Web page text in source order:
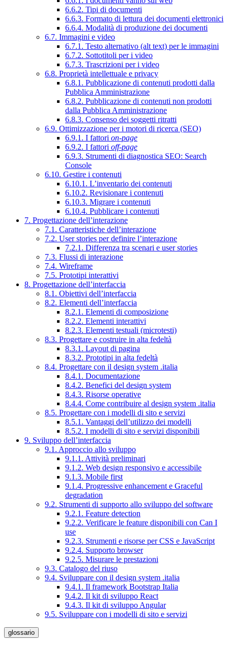
6.6.2. Tipi di documenti
6.6.3. Formato di lettura dei documenti elettronici
6.6.4. Modalità di produzione dei documenti
6.7. Immagini e video
6.7.1. Testo alternativo (alt text) per le immagini
6.7.2. Sottotitoli per i video
6.7.3. Trascrizioni per i video
6.8. Proprietà intellettuale e privacy
6.8.1. Pubblicazione di contenuti prodotti dalla
Pubblica Amministrazione
6.8.2. Pubblicazione di contenuti non prodotti
dalla Pubblica Amministrazione
6.8.3. Consenso dei soggetti ritratti
6.9. Ottimizzazione per i motori di ricerca (SEO)
6.9.1. I fattori on-page
6.9.2. I fattori off-page
6.9.3. Strumenti di diagnostica SEO: Search
Console
6.10. Gestire i contenuti
6.10.1. L’inventario dei contenuti
6.10.2. Revisionare i contenuti
6.10.3. Migrare i contenuti
6.10.4. Pubblicare i contenuti
7. Progettazione dell’interazione
7.1. Caratteristiche dell’interazione
7.2. User stories per definire l’interazione
7.2.1. Differenza tra scenari e user stories
7.3. Flussi di interazione
7.4. Wireframe
7.5. Prototipi interattivi
8. Progettazione dell’interfaccia
8.1. Obiettivi dell’interfaccia
8.2. Elementi dell’interfaccia
8.2.1. Elementi di composizione
8.2.2. Elementi interattivi
8.2.3. Elementi testuali (microtesti)
8.3. Progettare e costruire in alta fedeltà
8.3.1. Layout di pagina
8.3.2. Prototipi in alta fedeltà
8.4. Progettare con il design system .italia
8.4.1. Documentazione
8.4.2. Benefici del design system
8.4.3. Risorse operative
8.4.4. Come contribuire al design system .italia
8.5. Progettare con i modelli di sito e servizi
8.5.1. Vantaggi dell’utilizzo dei modelli
8.5.2. I modelli di sito e servizi disponibili
9. Sviluppo dell’interfaccia
9.1. Approccio allo sviluppo
9.1.1. Attività preliminari
9.1.2. Web design responsivo e accessibile
9.1.3. Mobile first
9.1.4. Progressive enhancement e Graceful
degradation
9.2. Strumenti di supporto allo sviluppo del software
9.2.1. Feature detection
9.2.2. Verificare le feature disponibili con Can I
use
9.2.3. Strumenti e risorse per CSS e JavaScript
9.2.4. Supporto browser
9.2.5. Misurare le prestazioni
9.3. Catalogo del riuso
9.4. Sviluppare con il design system .italia
9.4.1. Il framework Bootstrap Italia
9.4.2. Il kit di sviluppo React
9.4.3. Il kit di sviluppo Angular
9.5. Sviluppare con i modelli di sito e servizi
glossario